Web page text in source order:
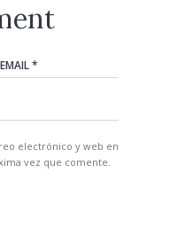
electrónico y web en
vez que comente.